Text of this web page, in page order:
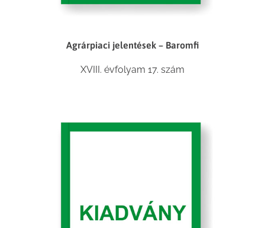
Agrárpiaci jelentések – Baromfi
XVIII. évfolyam 17. szám